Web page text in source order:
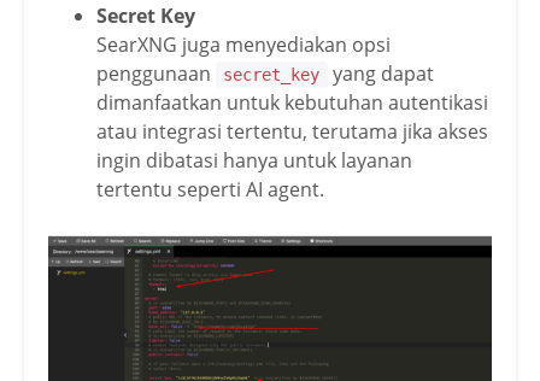
Secret Key
SearXNG juga menyediakan opsi
penggunaan
secret_key
yang dapat
dimanfaatkan untuk kebutuhan autentikasi
atau integrasi tertentu, terutama jika akses
ingin dibatasi hanya untuk layanan
tertentu seperti AI agent.